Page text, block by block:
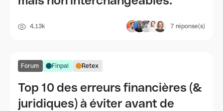
4,13k 7 réponse(s)
Forum Finpal Retex
Top 10 des erreurs financières (&
juridiques) à éviter avant de